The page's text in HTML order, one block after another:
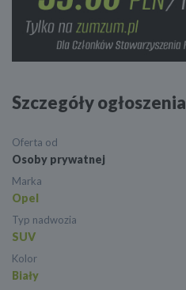
Szczegóły ogłoszenia
Oferta od
Osoby prywatnej
Marka
Opel
Typ nadwozia
SUV
Kolor
Biały